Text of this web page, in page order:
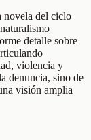
novela del ciclo
detalle sobre
violencia y
denuncia, sino de
visión amplia